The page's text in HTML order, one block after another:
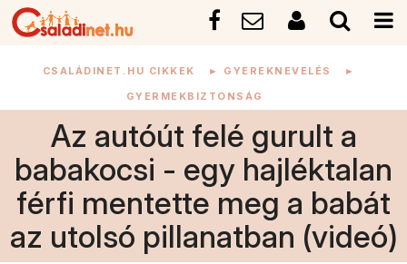
CSALÁDINET.HU CIKKEK ► GYEREKNEVELÉS ►
GYERMEKBIZTONSÁG
Az autóút felé gurult a
babakocsi - egy hajléktalan
férfi mentette meg a babát
az utolsó pillanatban (videó)